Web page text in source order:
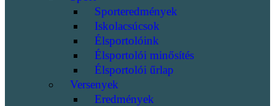
Sporteredmények
Iskolacsúcsok
Élsportolóink
Élsportolói minősítés
Élsportolói űrlap
Versenyek
Eredmények